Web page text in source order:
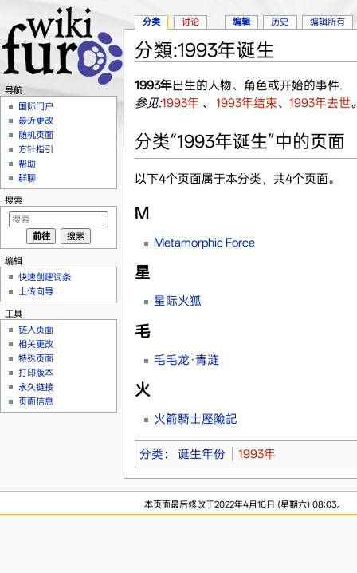
分類:1993年诞生
1993年出生的人物、角色或开始的事件.
参见:1993年 、 1993年结束、 1993年去世
分类“1993年诞生”中的页面
以下4个页面属于本分类，共4个页面。
M
Metamorphic Force
星
星际火狐
毛
毛毛龙·青涟
火
火箭騎士歷險記
分类 ： 诞生年份 1993年
分类 讨论 编辑 历史 编辑所有
导航
国际门户
最近更改
随机页面
方针指引
帮助
群聊
搜索
编辑
快速创建词条
上传向导
工具
链入页面
相关更改
特殊页面
打印版本
永久链接
页面信息
本页面最后修改于2022年4月16日 (星期六) 08:03。